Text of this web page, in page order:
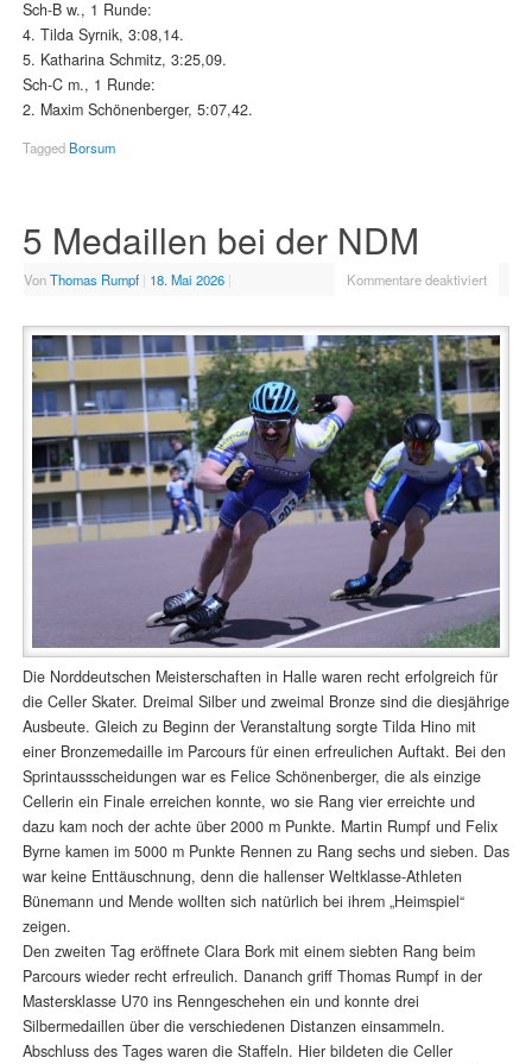
Sch-B w., 1 Runde:
4. Tilda Syrnik, 3:08,14.
5. Katharina Schmitz, 3:25,09.
Sch-C m., 1 Runde:
2. Maxim Schönenberger, 5:07,42.
TaggedBorsum
5 Medaillen bei der NDM
VonThomas Rumpf | 18. Mai 2026 | Kommentare deaktiviert
Die Norddeutschen Meisterschaften in Halle waren recht erfolgreich für
die Celler Skater. Dreimal Silber und zweimal Bronze sind die diesjährige
Ausbeute. Gleich zu Beginn der Veranstaltung sorgte Tilda Hino mit
einer Bronzemedaille im Parcours für einen erfreulichen Auftakt. Bei den
Sprintaussscheidungen war es Felice Schönenberger, die als einzige
Cellerin ein Finale erreichen konnte, wo sie Rang vier erreichte und
dazu kam noch der achte über 2000 m Punkte. Martin Rumpf und Felix
Byrne kamen im 5000 m Punkte Rennen zu Rang sechs und sieben. Das
war keine Enttäuschnung, denn die hallenser Weltklasse-Athleten
Bünemann und Mende wollten sich natürlich bei ihrem „Heimspiel“
zeigen.
Den zweiten Tag eröffnete Clara Bork mit einem siebten Rang beim
Parcours wieder recht erfreulich. Dananch griff Thomas Rumpf in der
Mastersklasse U70 ins Renngeschehen ein und konnte drei
Silbermedaillen über die verschiedenen Distanzen einsammeln.
Abschluss des Tages waren die Staffeln. Hier bildeten die Celler